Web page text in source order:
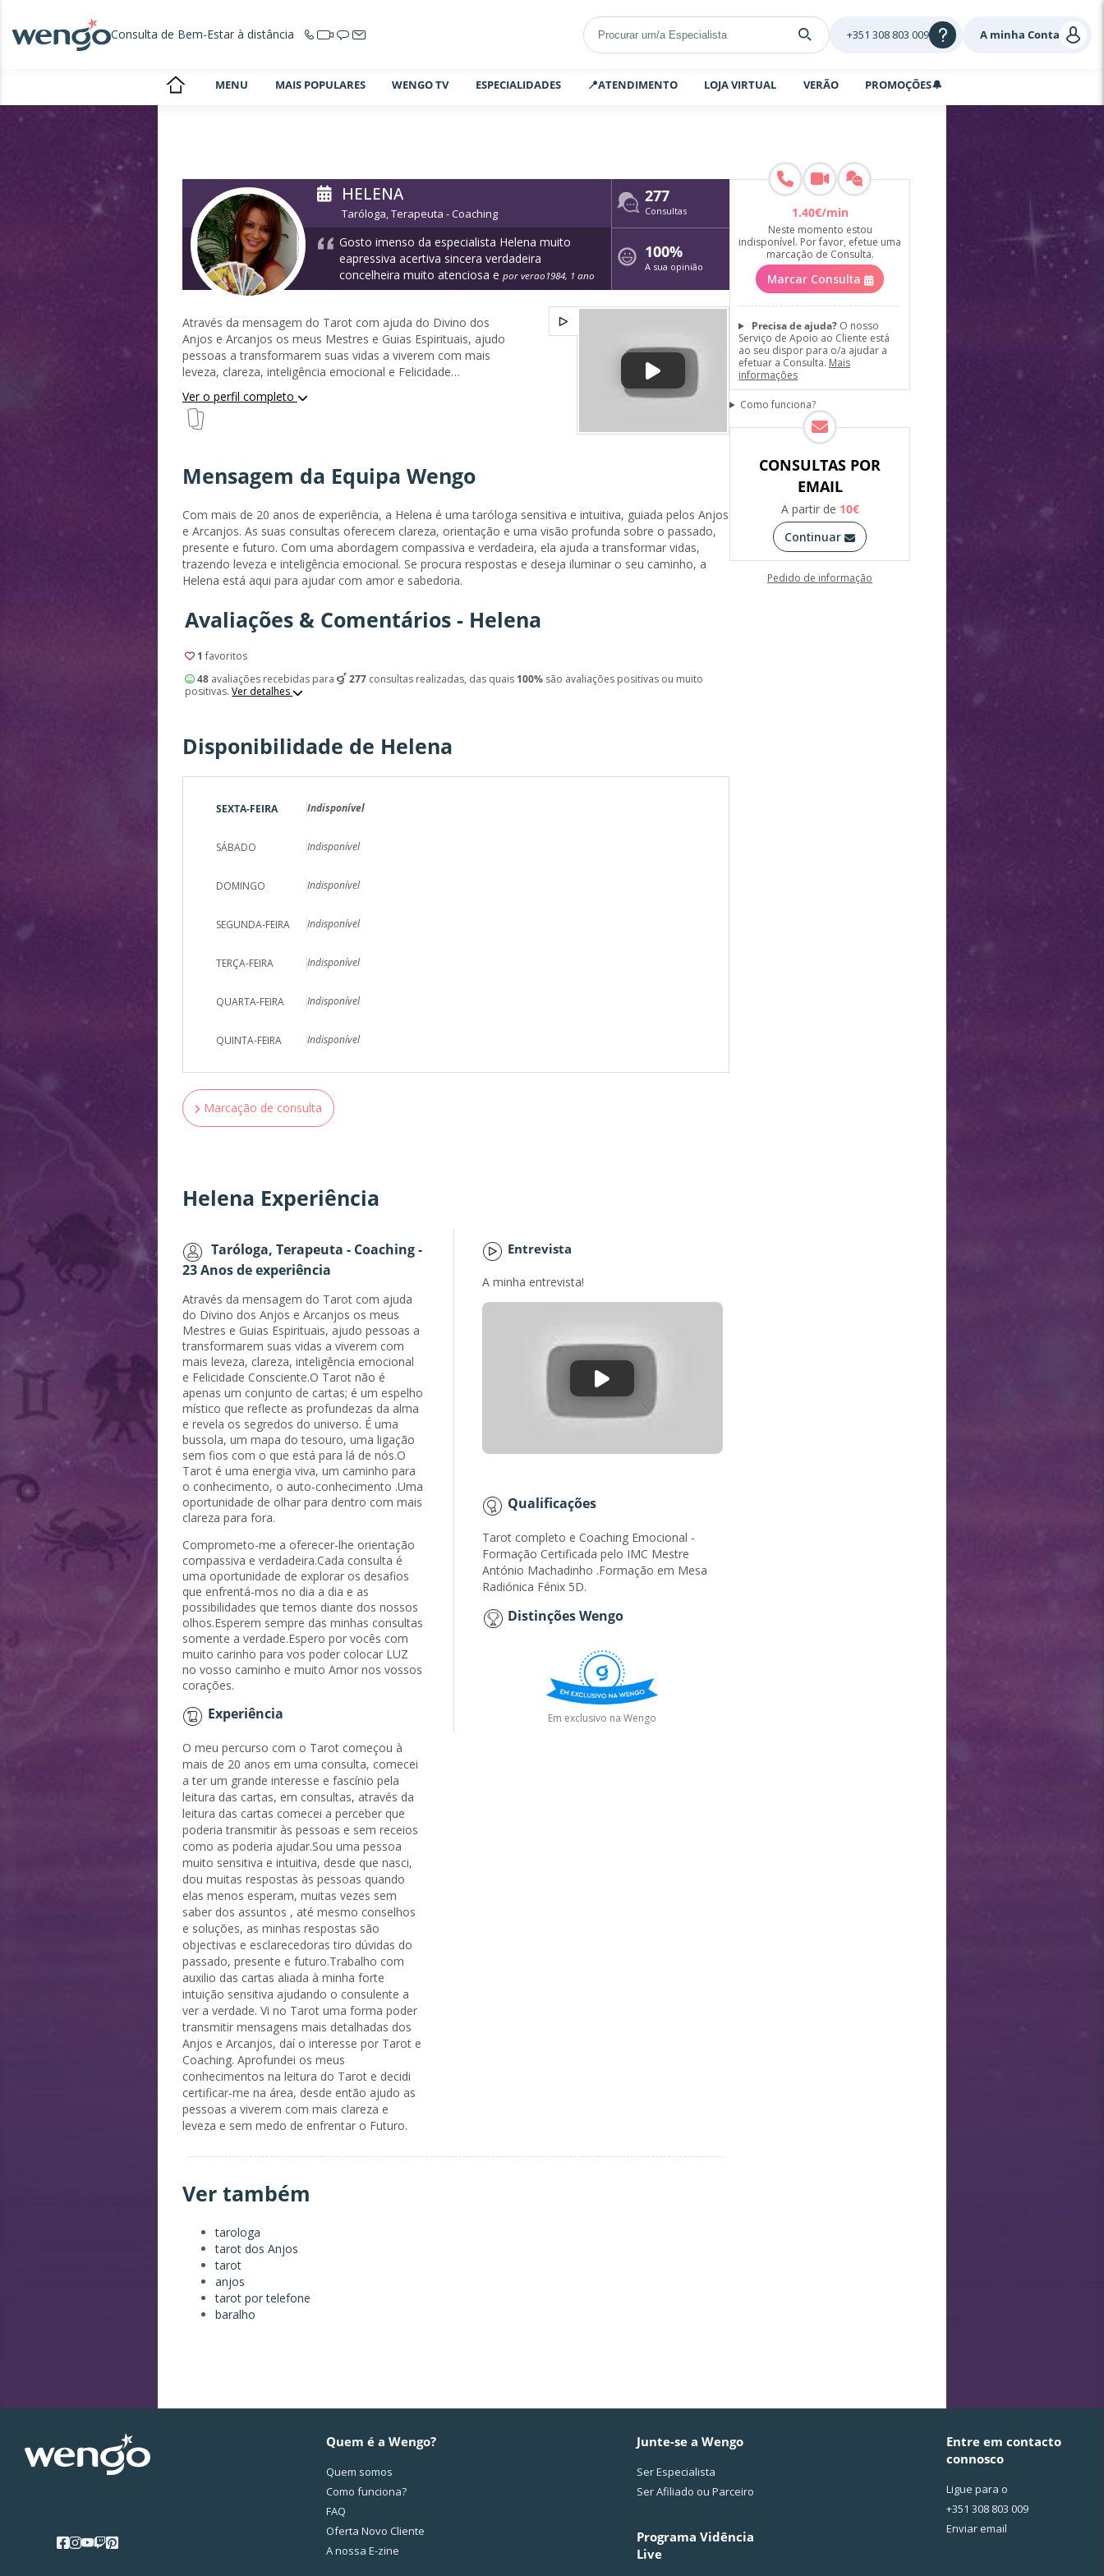
Consulta de Bem-Estar à distância A minha Conta
+351 308 803 009
MENU MAIS POPULARES WENGO TV ESPECIALIDADES 📍ATENDIMENTO LOJA VIRTUAL VERÃO PROMOÇÕES🔔
HELENA
Taróloga, Terapeuta - Coaching
277
Consultas
Gosto imenso da especialista Helena muito
eapressiva acertiva sincera verdadeira
concelheira muito atenciosa e por verao1984, 1 ano
100%
A sua opinião
Através da mensagem do Tarot com ajuda do Divino dos
Anjos e Arcanjos os meus Mestres e Guias Espirituais, ajudo
pessoas a transformarem suas vidas a viverem com mais
leveza, clareza, inteligência emocional e Felicidade
Consciente.O Tarot não é apenas um conjunto de cartas; é um
espelho místico que reflecte as profundezas da alma e revela
os segredos do universo. É uma bussola, um mapa do
conhecimento, o auto-conhecimento .Uma oportunidade de
olhar para dentro com mais clareza para fora. Comprometo-
consulta é uma oportunidade de explorar os desafios que
enfrentá-mos no dia a dia e as possibilidades que temos
diante dos nosso...
Ver o perfil completo
Mensagem da Equipa Wengo
Com mais de 20 anos de experiência, a Helena é uma taróloga sensitiva e intuitiva, guiada pelos Anjos
e Arcanjos. As suas consultas oferecem clareza, orientação e uma visão profunda sobre o passado,
presente e futuro. Com uma abordagem compassiva e verdadeira, ela ajuda a transformar vidas,
trazendo leveza e inteligência emocional. Se procura respostas e deseja iluminar o seu caminho, a
Helena está aqui para ajudar com amor e sabedoria.
Avaliações & Comentários - Helena
1 favoritos
48 avaliações recebidas para 277 consultas realizadas, das quais 100% são avaliações positivas ou muito
positivas.Ver detalhes
Disponibilidade de Helena
SEXTA-FEIRA Indisponível
SÁBADO Indisponível
DOMINGO Indisponível
SEGUNDA-FEIRA Indisponível
TERÇA-FEIRA Indisponível
QUARTA-FEIRA Indisponível
QUINTA-FEIRA Indisponível
Marcação de consulta
Helena Experiência
Taróloga, Terapeuta - Coaching -
23 Anos de experiência
Através da mensagem do Tarot com ajuda
do Divino dos Anjos e Arcanjos os meus
Mestres e Guias Espirituais, ajudo pessoas a
transformarem suas vidas a viverem com
mais leveza, clareza, inteligência emocional
e Felicidade Consciente.O Tarot não é
apenas um conjunto de cartas; é um espelho
místico que reflecte as profundezas da alma
e revela os segredos do universo. É uma
bussola, um mapa do tesouro, uma ligação
sem fios com o que está para lá de nós.O
Tarot é uma energia viva, um caminho para
o conhecimento, o auto-conhecimento .Uma
oportunidade de olhar para dentro com mais
clareza para fora.
Comprometo-me a oferecer-lhe orientação
compassiva e verdadeira.Cada consulta é
uma oportunidade de explorar os desafios
que enfrentá-mos no dia a dia e as
possibilidades que temos diante dos nossos
olhos.Esperem sempre das minhas consultas
somente a verdade.Espero por vocês com
muito carinho para vos poder colocar LUZ
no vosso caminho e muito Amor nos vossos
corações.
Experiência
O meu percurso com o Tarot começou à
mais de 20 anos em uma consulta, comecei
a ter um grande interesse e fascínio pela
leitura das cartas, em consultas, através da
leitura das cartas comecei a perceber que
poderia transmitir às pessoas e sem receios
como as poderia ajudar.Sou uma pessoa
muito sensitiva e intuitiva, desde que nasci,
dou muitas respostas às pessoas quando
elas menos esperam, muitas vezes sem
saber dos assuntos , até mesmo conselhos
e soluções, as minhas respostas são
objectivas e esclarecedoras tiro dúvidas do
passado, presente e futuro.Trabalho com
auxilio das cartas aliada à minha forte
intuição sensitiva ajudando o consulente a
ver a verdade. Vi no Tarot uma forma poder
transmitir mensagens mais detalhadas dos
Anjos e Arcanjos, daí o interesse por Tarot e
Coaching. Aprofundei os meus
conhecimentos na leitura do Tarot e decidi
certificar-me na área, desde então ajudo as
pessoas a viverem com mais clareza e
leveza e sem medo de enfrentar o Futuro.
Entrevista
A minha entrevista!
Qualificações
Tarot completo e Coaching Emocional -
Formação Certificada pelo IMC Mestre
António Machadinho .Formação em Mesa
Radiónica Fénix 5D.
Distinções Wengo
Em exclusivo na Wengo
Ver também
tarologa
tarot dos Anjos
tarot
anjos
tarot por telefone
baralho
1.40€/min
Neste momento estou
indisponível. Por favor, efetue uma
marcação de Consulta.
Marcar Consulta
Precisa de ajuda?O nosso
Serviço de Apoio ao Cliente está
ao seu dispor para o/a ajudar a
efetuar a Consulta. Mais
informações
Como funciona?
CONSULTAS POR
EMAIL
A partir de 10€
Continuar
Pedido de informação
Quem é a Wengo?
Quem somos
Como funciona?
FAQ
Oferta Novo Cliente
A nossa E-zine
Junte-se a Wengo
Ser Especialista
Ser Afiliado ou Parceiro
Programa Vidência
Live
Entre em contacto
connosco
Ligue para o
+351 308 803 009
Enviar email